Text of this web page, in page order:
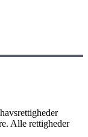
Alle rettigheder